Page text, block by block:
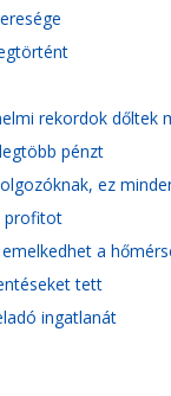
rekordok dőltek
pénzt
ez
profitot
a
tett
ingatlanát